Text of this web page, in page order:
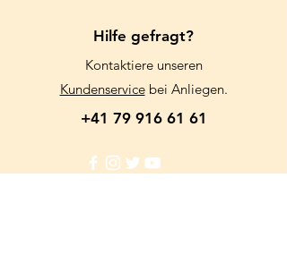
Hilfe gefragt?
Kontaktiere unseren
Kundenservicebei Anliegen.
+41 79 916 61 61